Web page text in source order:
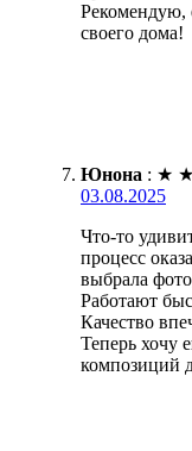
Рекомендую,
своего дома!
Юнона : ★ ★
03.08.2025
Что-то
процесс
выбрала
Работают
Качество
Теперь хочу
композиций